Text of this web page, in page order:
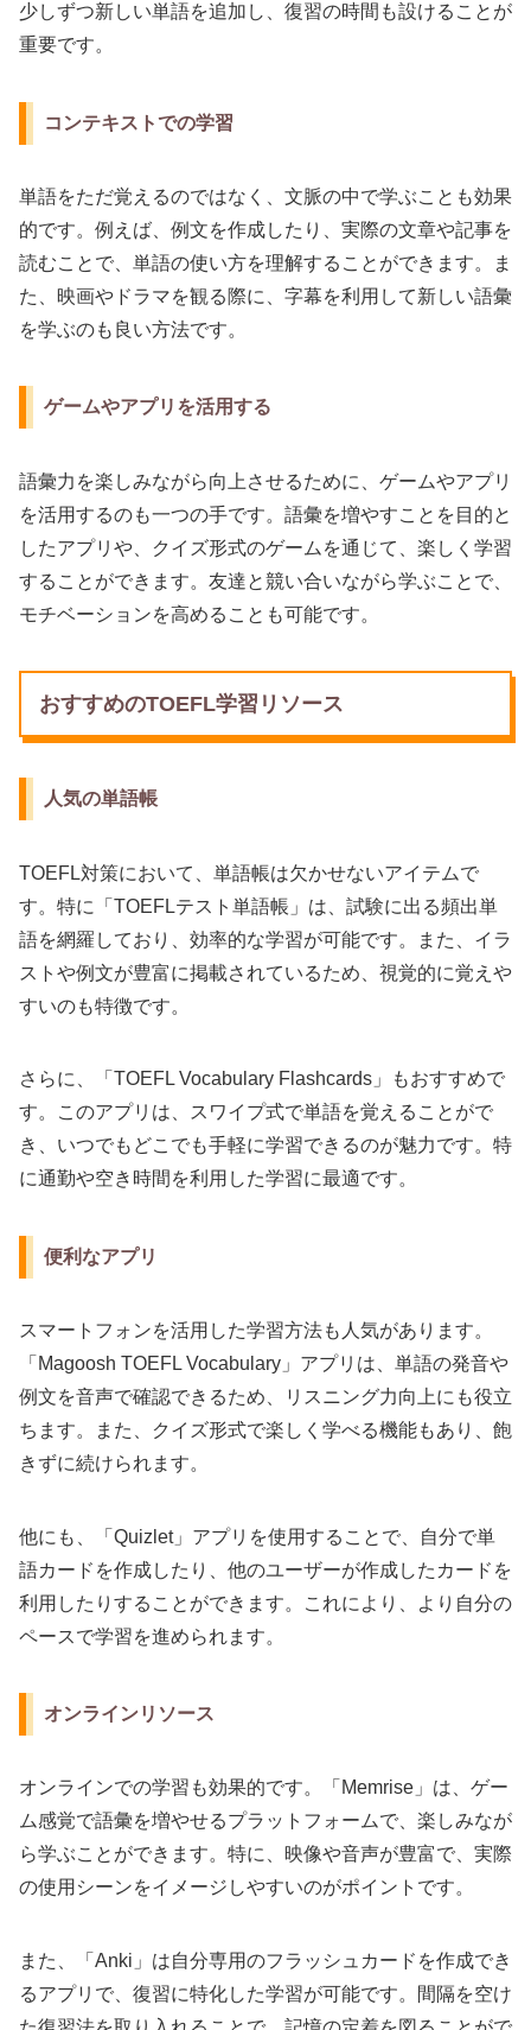
少しずつ新しい単語を追加し、復習の時間も設けることが
重要です。
コンテキストでの学習
単語をただ覚えるのではなく、文脈の中で学ぶことも効果
的です。例えば、例文を作成したり、実際の文章や記事を
読むことで、単語の使い方を理解することができます。ま
た、映画やドラマを観る際に、字幕を利用して新しい語彙
を学ぶのも良い方法です。
ゲームやアプリを活用する
語彙力を楽しみながら向上させるために、ゲームやアプリ
を活用するのも一つの手です。語彙を増やすことを目的と
したアプリや、クイズ形式のゲームを通じて、楽しく学習
することができます。友達と競い合いながら学ぶことで、
モチベーションを高めることも可能です。
おすすめのTOEFL学習リソース
人気の単語帳
TOEFL対策において、単語帳は欠かせないアイテムで
す。特に「TOEFLテスト単語帳」は、試験に出る頻出単
語を網羅しており、効率的な学習が可能です。また、イラ
ストや例文が豊富に掲載されているため、視覚的に覚えや
すいのも特徴です。
さらに、「TOEFL Vocabulary Flashcards」もおすすめで
す。このアプリは、スワイプ式で単語を覚えることがで
き、いつでもどこでも手軽に学習できるのが魅力です。特
に通勤や空き時間を利用した学習に最適です。
便利なアプリ
スマートフォンを活用した学習方法も人気があります。
「Magoosh TOEFL Vocabulary」アプリは、単語の発音や
例文を音声で確認できるため、リスニング力向上にも役立
ちます。また、クイズ形式で楽しく学べる機能もあり、飽
きずに続けられます。
他にも、「Quizlet」アプリを使用することで、自分で単
語カードを作成したり、他のユーザーが作成したカードを
利用したりすることができます。これにより、より自分の
ペースで学習を進められます。
オンラインリソース
オンラインでの学習も効果的です。「Memrise」は、ゲー
ム感覚で語彙を増やせるプラットフォームで、楽しみなが
ら学ぶことができます。特に、映像や音声が豊富で、実際
の使用シーンをイメージしやすいのがポイントです。
また、「Anki」は自分専用のフラッシュカードを作成でき
るアプリで、復習に特化した学習が可能です。間隔を空け